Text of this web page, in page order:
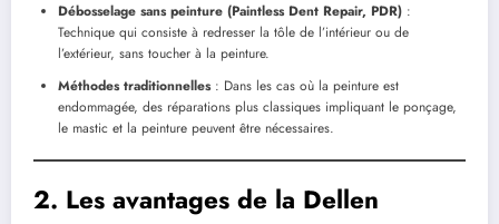
Débosselage sans peinture (Paintless Dent Repair, PDR) :
Technique qui consiste à redresser la tôle de l’intérieur ou de
l’extérieur, sans toucher à la peinture.
Méthodes traditionnelles: Dans les cas où la peinture est
endommagée, des réparations plus classiques impliquant le ponçage,
le mastic et la peinture peuvent être nécessaires.
2. Les avantages de la Dellen